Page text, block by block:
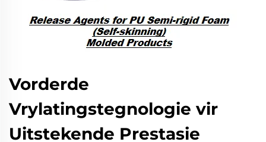
Vorderde
Vrylatingstegnologie vir
Uitstekende Prestasie